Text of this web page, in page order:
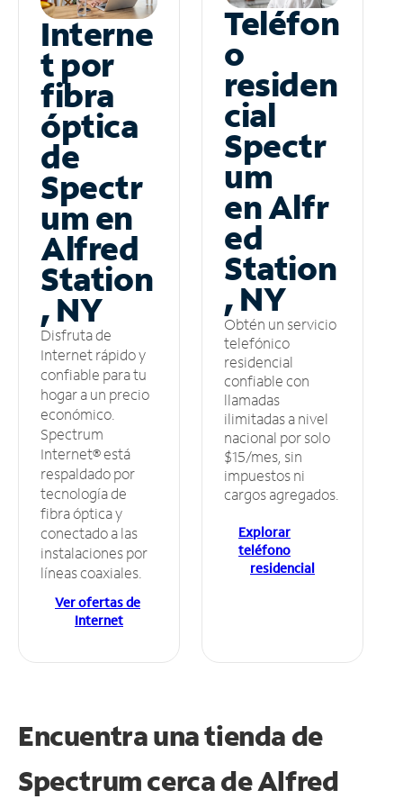
Interne
t por
fibra
óptica
de
Spectr
um en
Alfred
Station
, NY
Disfruta de
Internet rápido y
confiable para tu
hogar a un precio
económico.
Spectrum
Internet® está
respaldado por
tecnología de
fibra óptica y
conectado a las
instalaciones por
líneas coaxiales.
Ver ofertas de
Internet
Teléfon
o
residen
cial
Spectr
um
en Alfr
ed
Station
, NY
Obtén un servicio
telefónico
residencial
confiable con
llamadas
ilimitadas a nivel
nacional por solo
$15/mes, sin
impuestos ni
cargos agregados.
Explorar
teléfono
residencial
Encuentra una tienda de
Spectrumcerca de Alfred